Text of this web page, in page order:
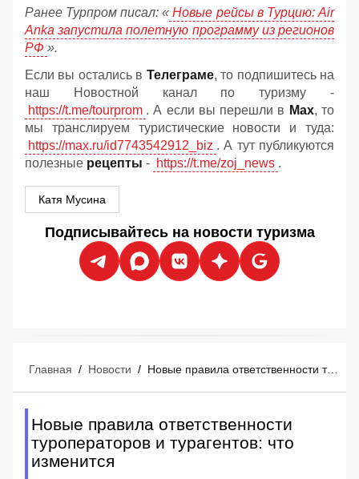
Ранее Турпром писал: « Новые рейсы в Турцию: Air
Anka запустила полетную программу из регионов
РФ ».
Если вы остались в Телеграме, то подпишитесь на
наш Новостной канал по туризму -
https://t.me/tourprom . А если вы перешли в Мах, то
мы транслируем туристические новости и туда:
https://max.ru/id7743542912_biz . А тут публикуются
полезные рецепты - https://t.me/zoj_news .
Катя Мусина
Подписывайтесь на новости туризма
Главная / Новости / Новые правила ответственности туроператоров и турагентов: что изменится
Новые правила ответственности
туроператоров и турагентов: что
изменится